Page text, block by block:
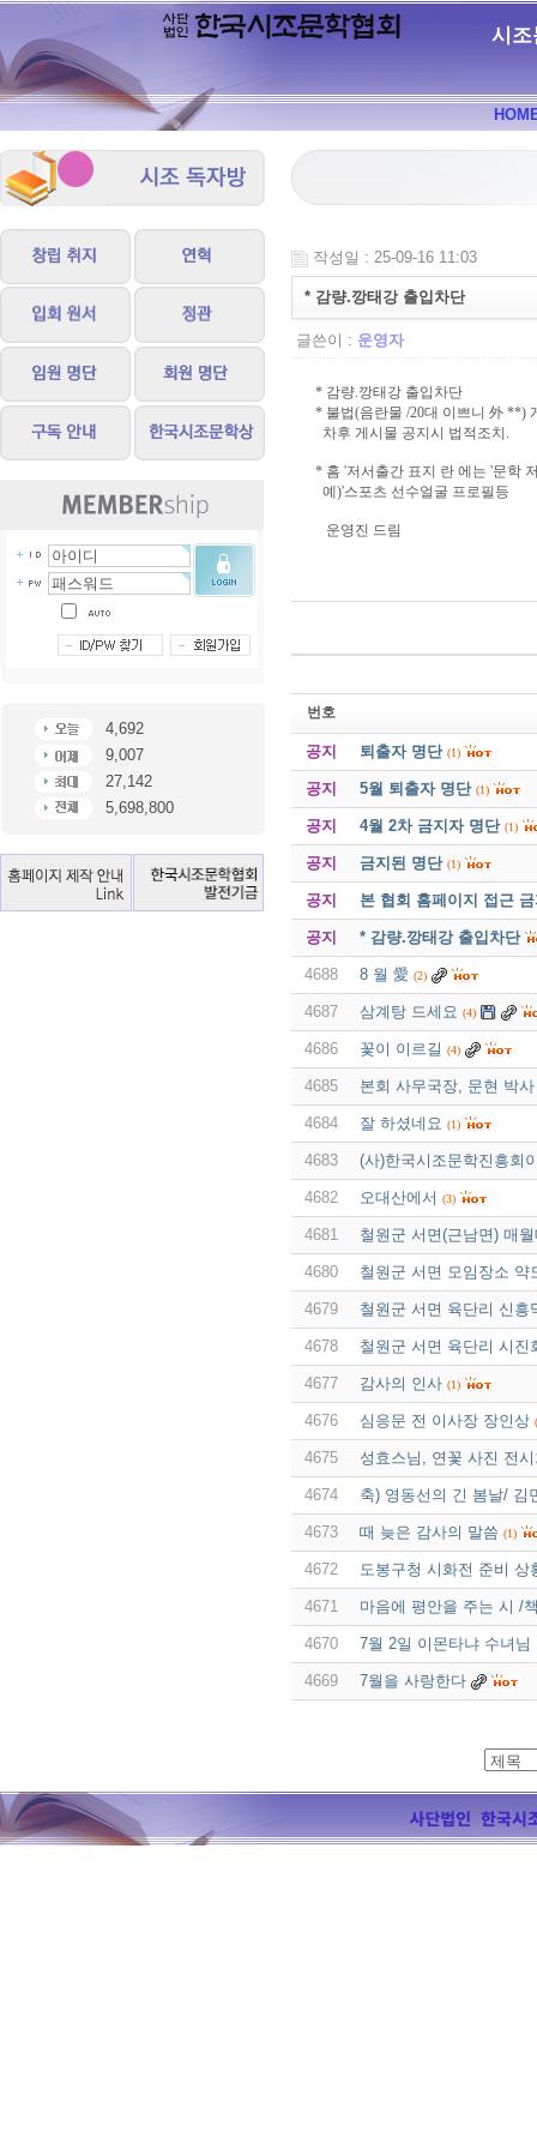
시조
4,692
9,007
27,142
5,698,800
작성일 : 25-09-16 11:03
* 감량.깡태강 출입차단
글쓴이 : 운영자
* 감량.깡태강 출입차단
* 불법(음란물 /20대 이쁘니 外 **)
차후 게시물 공지시 법적조치.
* 홈 '저서출간 표지 란 에는 '문학
예)'스포츠 선수얼굴 프로필등
운영진 드림
번호
공지 퇴출자 명단 (1)
공지 5월 퇴출자 명단 (1)
공지 4월 2차 금지자 명단 (1)
공지 금지된 명단 (1)
공지 본 협회 홈페이지 접근
공지 * 감량.깡태강 출입차단
4688 8 월 愛 (2)
4687 삼계탕 드세요 (4)
4686 꽃이 이르길 (4)
4685 본회 사무국장, 문현 박
4684 잘 하셨네요 (1)
4683 (사)한국시조문학진흥회
4682 오대산에서 (3)
4681 철원군 서면(근남면) 매
4680 철원군 서면 모임장소 약
4679 철원군 서면 육단리 신흥
4678 철원군 서면 육단리 시
4677 감사의 인사 (1)
4676 심응문 전 이사장 장인상
4675 성효스님, 연꽃 사진 전
4674 축) 영동선의 긴 봄날/ 김
4673 때 늦은 감사의 말씀 (1)
4672 도봉구청 시화전 준비 상
4671 마음에 평안을 주는 시 /
4670 7월 2일 이몬타냐 수녀님
4669 7월을 사랑한다